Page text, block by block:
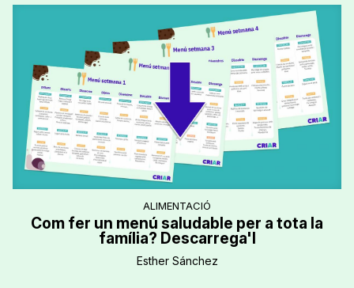
ALIMENTACIÓ
Com fer un menú saludable per a tota la
família? Descarrega'l
Esther Sánchez